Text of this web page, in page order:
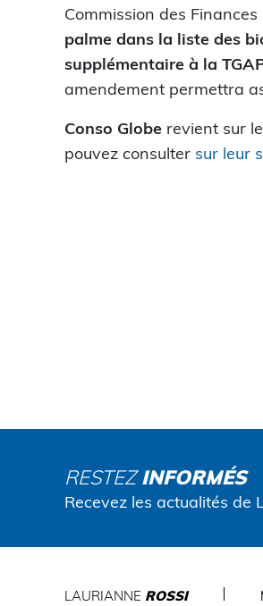
Commission des Finances
palme dans la liste des
supplémentaire à la
amendement permettra
Conso Globe revient sur
pouvez consulter sur leur
RESTEZINFORMÉS
Recevez les actualités de
LAURIANNE ROSSI